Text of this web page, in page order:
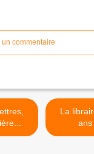
un commentaire
La